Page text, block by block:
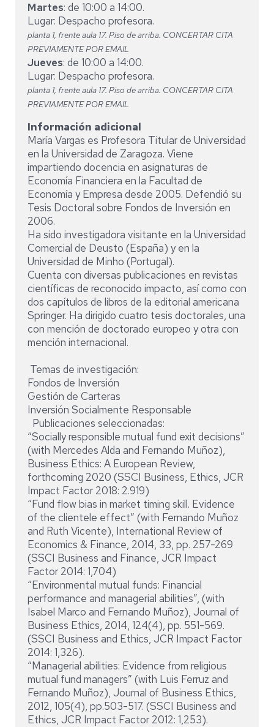
Martes: de 10:00 a 14:00.
Lugar: Despacho profesora.
planta 1, frente aula 17. Piso de arriba. CONCERTAR CITA
PREVIAMENTE POR EMAIL
Jueves: de 10:00 a 14:00.
Lugar: Despacho profesora.
planta 1, frente aula 17. Piso de arriba. CONCERTAR CITA
PREVIAMENTE POR EMAIL
Información adicional
María Vargas es Profesora Titular de Universidad
en la Universidad de Zaragoza. Viene
impartiendo docencia en asignaturas de
Economía Financiera en la Facultad de
Economía y Empresa desde 2005. Defendió su
Tesis Doctoral sobre Fondos de Inversión en
2006.
Ha sido investigadora visitante en la Universidad
Comercial de Deusto (España) y en la
Universidad de Minho (Portugal).
Cuenta con diversas publicaciones en revistas
científicas de reconocido impacto, así como con
dos capítulos de libros de la editorial americana
Springer. Ha dirigido cuatro tesis doctorales, una
con mención de doctorado europeo y otra con
mención internacional.
Temas de investigación:
Fondos de Inversión
Gestión de Carteras
Inversión Socialmente Responsable
Publicaciones seleccionadas:
“Socially responsible mutual fund exit decisions”
(with Mercedes Alda and Fernando Muñoz),
Business Ethics: A European Review,
forthcoming 2020 (SSCI Business, Ethics, JCR
Impact Factor 2018: 2.919)
“Fund flow bias in market timing skill. Evidence
of the clientele effect” (with Fernando Muñoz
and Ruth Vicente), International Review of
Economics & Finance, 2014, 33, pp. 257-269
(SSCI Business and Finance, JCR Impact
Factor 2014: 1,704)
“Environmental mutual funds: Financial
performance and managerial abilities”, (with
Isabel Marco and Fernando Muñoz), Journal of
Business Ethics, 2014, 124(4), pp. 551-569.
(SSCI Business and Ethics, JCR Impact Factor
2014: 1,326).
“Managerial abilities: Evidence from religious
mutual fund managers” (with Luis Ferruz and
Fernando Muñoz), Journal of Business Ethics,
2012, 105(4), pp.503-517. (SSCI Business and
Ethics, JCR Impact Factor 2012: 1,253).